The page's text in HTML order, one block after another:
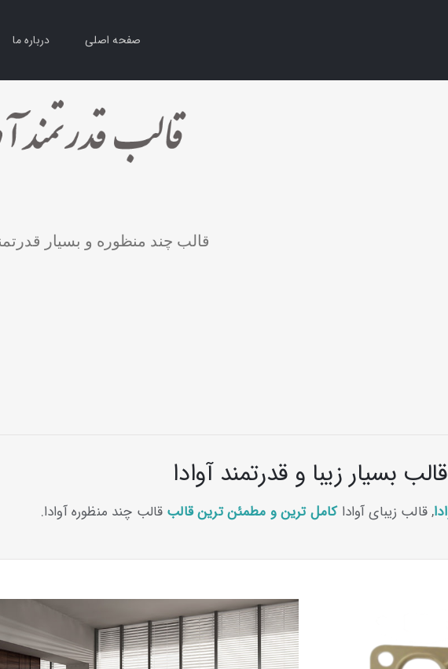
صفحه اصلی درباره ما
قالب چند منظوره و بسیار
قالب بسیار زیبا و قدرتمند آوادا
, قالب زیبای آواداکامل ترین و مطمئن ترین قالب قالب چند منظوره آوادا.